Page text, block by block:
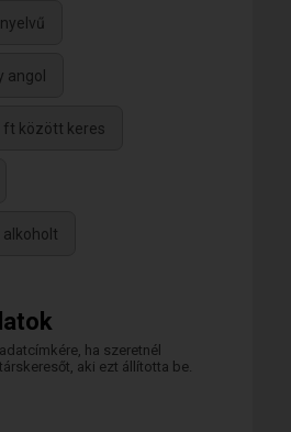
angol
ft között keres
ha szeretnél
aki ezt állította be.